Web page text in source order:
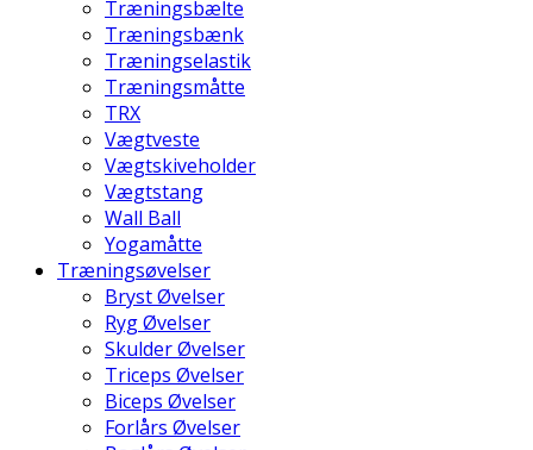
Træningsbælte
Træningsbænk
Træningselastik
Træningsmåtte
TRX
Vægtveste
Vægtskiveholder
Vægtstang
Wall Ball
Yogamåtte
Træningsøvelser
Bryst Øvelser
Ryg Øvelser
Skulder Øvelser
Triceps Øvelser
Biceps Øvelser
Forlårs Øvelser